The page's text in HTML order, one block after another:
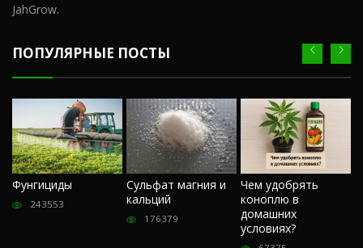
JahGrow.
ПОПУЛЯРНЫЕ ПОСТЫ
Фунгициды
243553
Сульфат магния и
кальций
176379
Чем удобрять
коноплю в
домашних
условиях?